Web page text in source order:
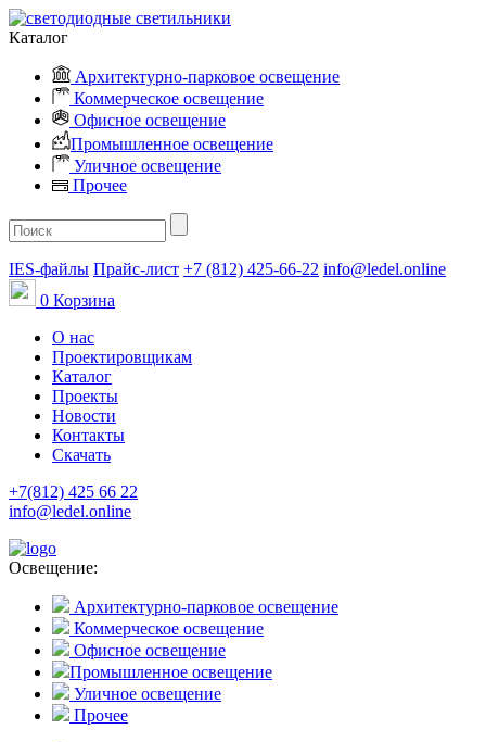
Каталог
Архитектурно-парковое освещение
Коммерческое освещение
Офисное освещение
Промышленное освещение
Уличное освещение
Прочее
IES-файлы Прайс-лист +7 (812) 425-66-22 info@ledel.online
0 Корзина
О нас
Проектировщикам
Каталог
Проекты
Новости
Контакты
Скачать
+7(812) 425 66 22
info@ledel.online
Освещение:
Архитектурно-парковое освещение
Коммерческое освещение
Офисное освещение
Промышленное освещение
Уличное освещение
Прочее